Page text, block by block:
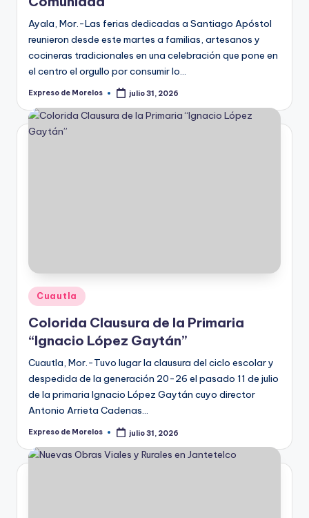
Ayala, Mor.-Las ferias dedicadas a Santiago Apóstol
reunieron desde este martes a familias, artesanos y
cocineras tradicionales en una celebración que pone en
el centro el orgullo por consumir lo…
Publicado
Expreso de Morelos julio 31, 2026
Publicado
en
Cuautla
Colorida Clausura de la Primaria
“Ignacio López Gaytán”
Cuautla, Mor.-Tuvo lugar la clausura del ciclo escolar y
despedida de la generación 20-26 el pasado 11 de julio
de la primaria Ignacio López Gaytán cuyo director
Antonio Arrieta Cadenas…
Publicado
Expreso de Morelos julio 31, 2026